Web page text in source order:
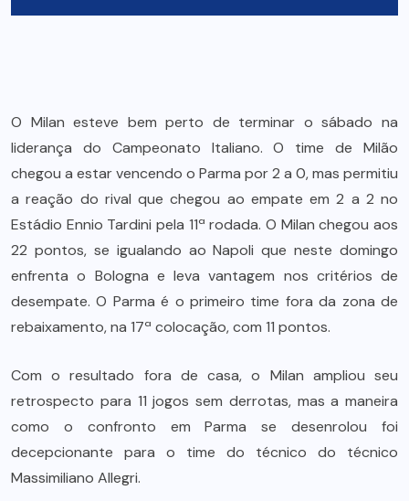
O Milan esteve bem perto de terminar o sábado na
liderança do Campeonato Italiano. O time de Milão
chegou a estar vencendo o Parma por 2 a 0, mas permitiu
a reação do rival que chegou ao empate em 2 a 2 no
Estádio Ennio Tardini pela 11ª rodada. O Milan chegou aos
22 pontos, se igualando ao Napoli que neste domingo
enfrenta o Bologna e leva vantagem nos critérios de
desempate. O Parma é o primeiro time fora da zona de
rebaixamento, na 17ª colocação, com 11 pontos.
Com o resultado fora de casa, o Milan ampliou seu
retrospecto para 11 jogos sem derrotas, mas a maneira
como o confronto em Parma se desenrolou foi
decepcionante para o time do técnico do técnico
Massimiliano Allegri.